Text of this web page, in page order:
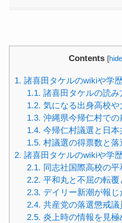
Contents [
1. 諸喜田タケルのwikiや学
1.1. 諸喜田タケルの読
1.2. 気になる出身高校
1.3. 沖縄県今帰仁村で
1.4. 今帰仁村議選と日本
1.5. 村議選の得票数と落
2. 諸喜田タケルのwikiや学
2.1. 同志社国際高校の
2.2. 平和丸と不屈の転
2.3. デイリー新潮が報
2.4. 共産党の落選懲戒議
2.5. 炎上時の情報を見極